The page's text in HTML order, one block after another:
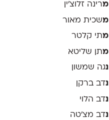
מרינה זלוצ׳ין
משכית מאור
מתי קלטר
מתן שליטא
נגה שמשון
נדב ברקן
נדב הלוי
נדב מצ׳טה